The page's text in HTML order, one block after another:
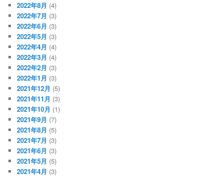
2022年8月 (4)
2022年7月 (3)
2022年6月 (3)
2022年5月 (3)
2022年4月 (4)
2022年3月 (4)
2022年2月 (3)
2022年1月 (3)
2021年12月 (5)
2021年11月 (3)
2021年10月 (1)
2021年9月 (7)
2021年8月 (5)
2021年7月 (3)
2021年6月 (3)
2021年5月 (5)
2021年4月 (3)